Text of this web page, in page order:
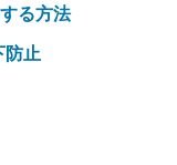
る方法
防止